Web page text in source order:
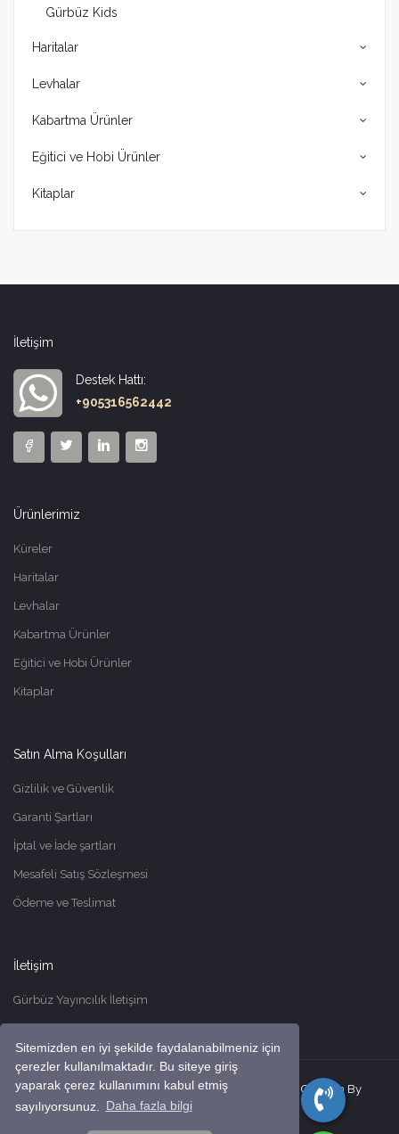
Sitemizden en iyi şekilde faydalanabilmeniz için
çerezler kullanılmaktadır. Bu siteye giriş
yaparak çerez kullanımını kabul etmiş
sayılıyorsunuz.
Daha fazla bilgi
Gürbüz Kids
Haritalar
Levhalar
Kabartma Ürünler
Eğitici ve Hobi Ürünler
Kitaplar
İletişim
Destek Hattı:
+905316562442
Ürünlerimiz
Küreler
Haritalar
Levhalar
Kabartma Ürünler
Eğitici ve Hobi Ürünler
Kitaplar
Satın Alma Koşulları
Gizlilik ve Güvenlik
Garanti Şartları
İptal ve İade şartları
Mesafeli Satış Sözleşmesi
Ödeme ve Teslimat
İletişim
Gürbüz Yayıncılık İletişim
© 2026Gürbüz YayınlarıAll Right Reserved. Site Creation By
Medialine Works